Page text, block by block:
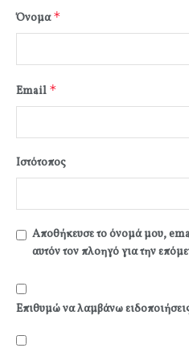
Όνομα*
Email *
Ιστότοπος
Αποθήκευσε το όνομά μου,
αυτόν τον πλοηγό για την
Επιθυμώ να λαμβάνω